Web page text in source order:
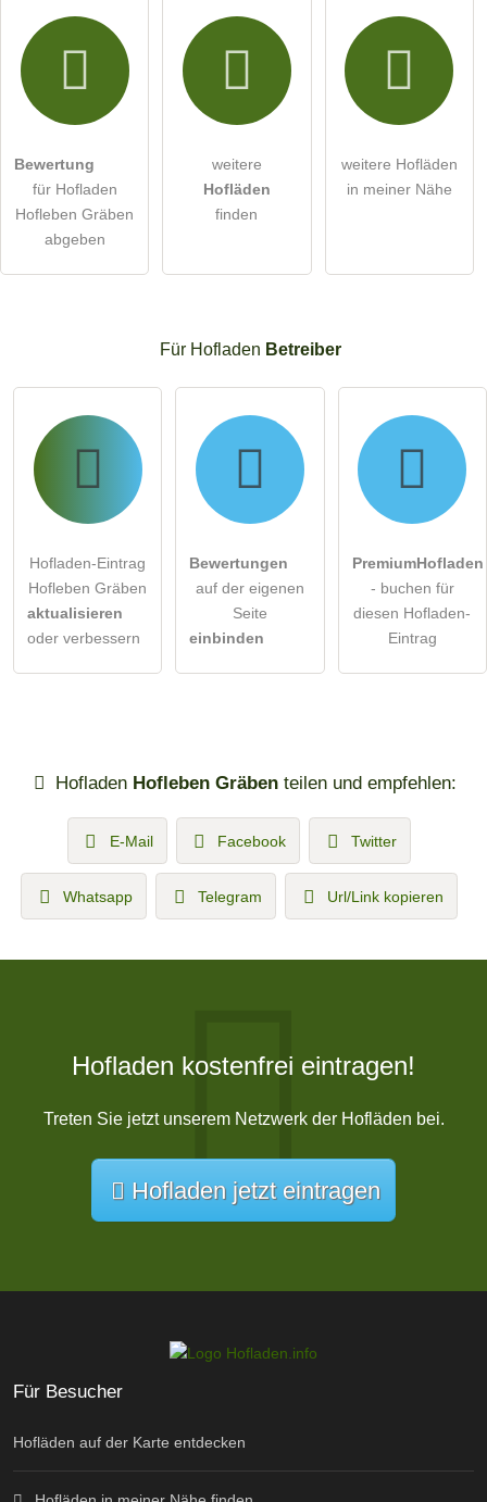
Bewertung
für Hofladen
Hofleben Gräben
abgeben
weitere
Hofläden
finden
weitere Hofläden
in meiner Nähe
Für Hofladen Betreiber
Hofladen-Eintrag
Hofleben Gräben
aktualisieren
oder verbessern
Bewertungen
auf der eigenen
Seite
einbinden
PremiumHofladen
- buchen für
diesen Hofladen-
Eintrag
Hofladen Hofleben Gräben teilen und empfehlen:
E-Mail Facebook Twitter
Whatsapp Telegram Url/Link kopieren
Hofladen kostenfrei eintragen!
Treten Sie jetzt unserem Netzwerk der Hofläden bei.
Hofladen jetzt eintragen
Für Besucher
Hofläden auf der Karte entdecken